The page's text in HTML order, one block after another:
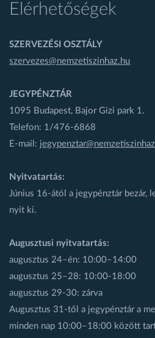
Elérhetőségek
SZERVEZÉSI OSZTÁLY
szervezes@nemzetiszinhaz.hu
JEGYPÉNZTÁR
1095 Budapest, Bajor Gizi park 1.
Telefon: 1/476-6868
E-mail:
Nyitvatartás:
Június 16-ától a jegypénztár bezár,
nyit ki.
Augusztusi nyitvatartás:
augusztus 24–én: 10:00–14:00
augusztus 25–28: 10:00-18:00
augusztus 29-30: zárva
Augusztus 31-től a jegypénztár a
minden nap 10:00–18:00 között